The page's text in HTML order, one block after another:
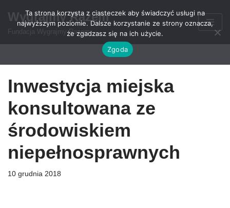
Przejdź
Wygrajmy Razem
Fundacja Wygrajmy Razem
Inwestycja miejska
konsultowana ze
środowiskiem
niepełnosprawnych
10 grudnia 2018
Ta strona korzysta z ciasteczek aby świadczyć usługi na
najwyższym poziomie. Dalsze korzystanie ze strony oznacza,
że zgadzasz się na ich użycie.
Zgoda